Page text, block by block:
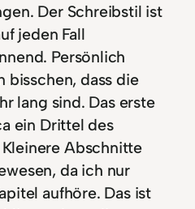
Der Schreibstil ist
jeden Fall
Persönlich
bisschen, dass die
lang sind. Das erste
ein Drittel des
Abschnitte
da ich nur
aufhöre. Das ist